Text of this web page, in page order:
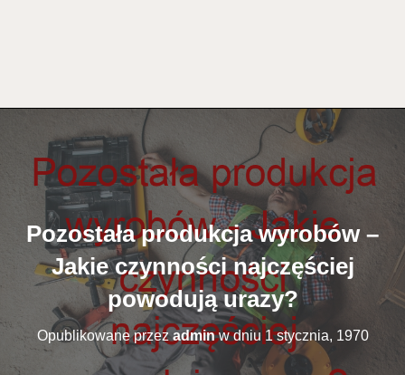
Pozostała produkcja wyrobów –
Jakie czynności najczęściej
powodują urazy?
Opublikowane przezadminw dniu 1 stycznia, 1970